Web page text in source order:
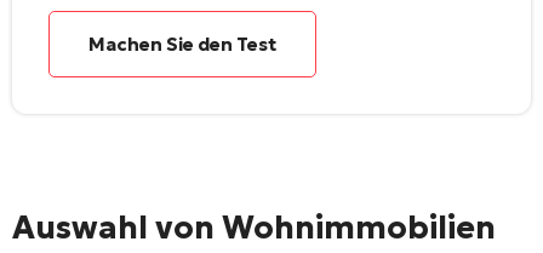
Machen Sie den Test
Auswahl von Wohnimmobilien